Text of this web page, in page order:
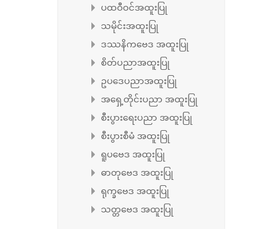
ပထဝီဝင်အထူးပြု
သမိုင်းအထူးပြု
ဒဿနိကဗေဒ အထူးပြု
စိတ်ပညာအထူးပြု
ဥပဒေပညာအထူးပြု
အရှေ့တိုင်းပညာ အထူးပြု
စီးပွားရေးပညာ အထူးပြု
စီးပွားစီမံ အထူးပြု
ရူပဗေဒ အထူးပြု
ဓာတုဗေဒ အထူးပြု
ရုက္ခဗေဒ အထူးပြု
သတ္တဗေဒ အထူးပြု